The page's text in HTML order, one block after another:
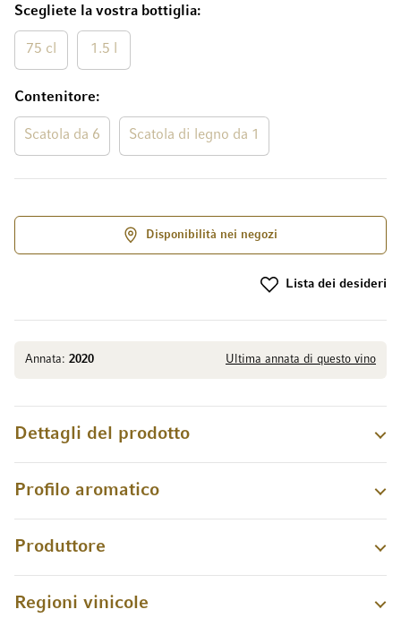
Annata: 2020 Ultima annata di questo vino
Scegliete la vostra bottiglia
75 cl 1.5 l
Contenitore
Scatola da 6 Scatola di legno da 1
Disponibilità nei negozi
Lista dei desideri
Dettagli del prodotto
Profilo aromatico
Produttore
Regioni vinicole